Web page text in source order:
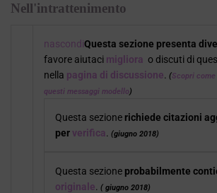
Nell'intrattenimento
nascondiQuesta sezione presenta
favore aiutaci migliora o discuti di
nella pagina di discussione. (Scopri come
questi messaggi modello)
Questa sezione richiede citazioni
perverifica. (giugno 2018)
Questa sezione probabilmente
originale. ( giugno 2018)